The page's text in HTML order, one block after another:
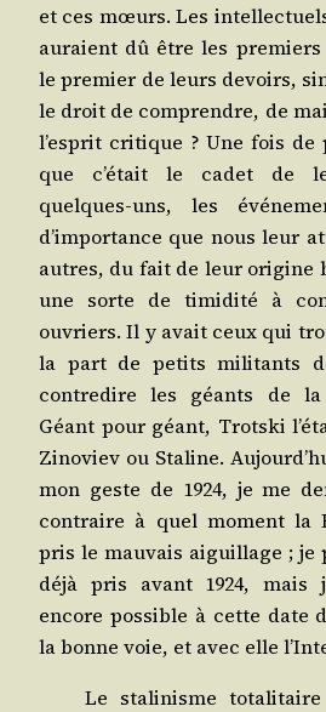
et ces mœurs. Les
auraient dû être les
le pre­mier de leurs devoirs,
le droit de com­prendre, de
l’esprit cri­tique ? Une fois
que c’était le cadet de
quelques-uns, les
d’importance que nous leur
autres, du fait de leur ori­gine
une sorte de timi­di­té à
ouvriers. Il y avait ceux qui
la part de petits mili­tants
contre­dire les géants de la
Géant pour géant, Trots­ki
Zino­viev ou Sta­line.
mon geste de 1924, je me
contraire à quel moment la
pris le mau­vais aiguillage ; je
déjà pris avant 1924, mais
encore pos­sible à cette date
la bonne voie, et avec elle
Le sta­li­nisme